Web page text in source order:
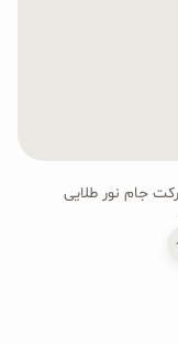
جام نور طلایی